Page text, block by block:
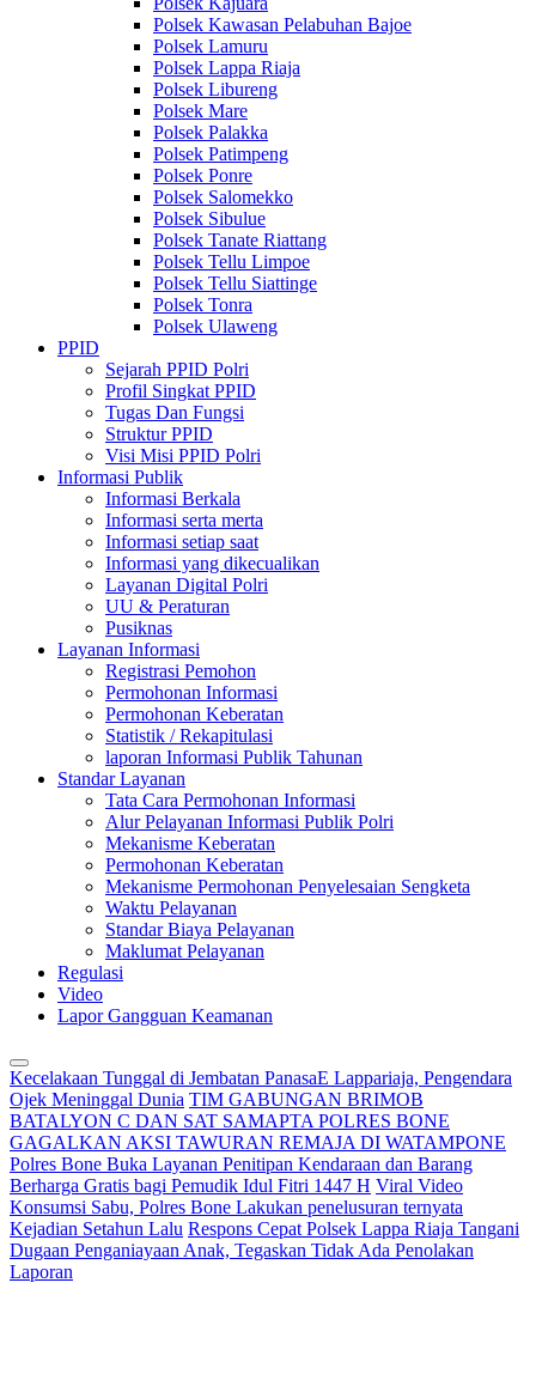
Polsek Kawasan Pelabuhan Bajoe
Polsek Lamuru
Polsek Lappa Riaja
Polsek Libureng
Polsek Mare
Polsek Palakka
Polsek Patimpeng
Polsek Ponre
Polsek Salomekko
Polsek Sibulue
Polsek Tanate Riattang
Polsek Tellu Limpoe
Polsek Tellu Siattinge
Polsek Tonra
Polsek Ulaweng
PPID
Sejarah PPID Polri
Profil Singkat PPID
Tugas Dan Fungsi
Struktur PPID
Visi Misi PPID Polri
Informasi Publik
Informasi Berkala
Informasi serta merta
Informasi setiap saat
Informasi yang dikecualikan
Layanan Digital Polri
UU & Peraturan
Pusiknas
Layanan Informasi
Registrasi Pemohon
Permohonan Informasi
Permohonan Keberatan
Statistik / Rekapitulasi
laporan Informasi Publik Tahunan
Standar Layanan
Tata Cara Permohonan Informasi
Alur Pelayanan Informasi Publik Polri
Mekanisme Keberatan
Permohonan Keberatan
Mekanisme Permohonan Penyelesaian Sengketa
Waktu Pelayanan
Standar Biaya Pelayanan
Maklumat Pelayanan
Regulasi
Video
Lapor Gangguan Keamanan
Kecelakaan Tunggal di Jembatan PanasaE Lappariaja, Pengendara
Ojek Meninggal Dunia TIM GABUNGAN BRIMOB
BATALYON C DAN SAT SAMAPTA POLRES BONE
GAGALKAN AKSI TAWURAN REMAJA DI WATAMPONE
Polres Bone Buka Layanan Penitipan Kendaraan dan Barang
Berharga Gratis bagi Pemudik Idul Fitri 1447 H Viral Video
Konsumsi Sabu, Polres Bone Lakukan penelusuran ternyata
Kejadian Setahun Lalu Respons Cepat Polsek Lappa Riaja Tangani
Dugaan Penganiayaan Anak, Tegaskan Tidak Ada Penolakan
Laporan